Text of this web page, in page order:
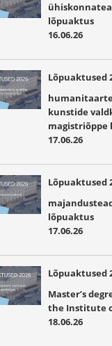
lõpuaktus
16.06.26
Lõpuaktused
kunstide
magistriõppe
17.06.26
Lõpuaktused
lõpuaktus
17.06.26
Lõpuaktused
Master’s
the Institute
18.06.26